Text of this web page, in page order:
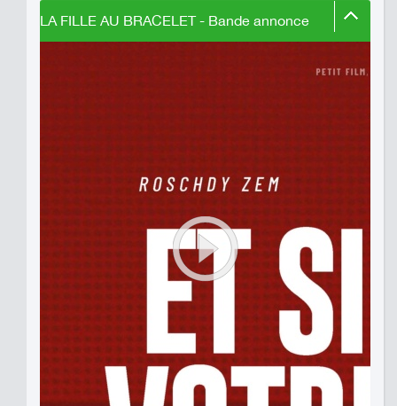
LA FILLE AU BRACELET - Bande annonce